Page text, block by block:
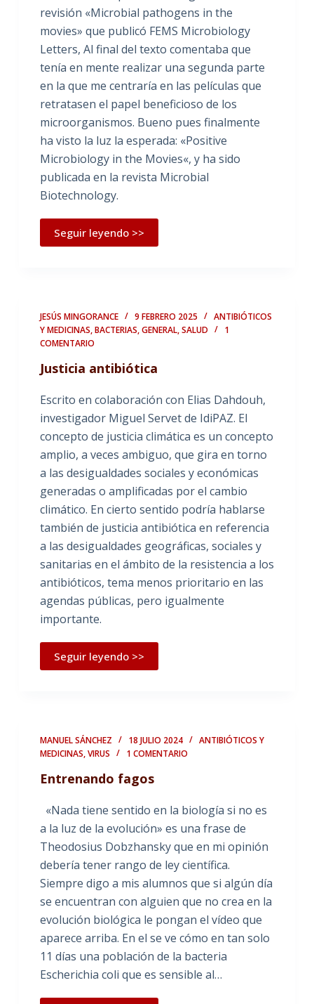
revisión «Microbial pathogens in the
movies» que publicó FEMS Microbiology
Letters, Al final del texto comentaba que
tenía en mente realizar una segunda parte
en la que me centraría en las películas que
retratasen el papel beneficioso de los
microorganismos. Bueno pues finalmente
ha visto la luz la esperada: «Positive
Microbiology in the Movies«, y ha sido
publicada en la revista Microbial
Biotechnology.
Seguir leyendo >>
JESÚS MINGORANCE 9 FEBRERO 2025
ANTIBIÓTICOS
Y MEDICINAS,BACTERIAS,GENERAL,SALUD
1
COMENTARIO
Justicia antibiótica
Escrito en colaboración con Elias Dahdouh,
investigador Miguel Servet de IdiPAZ. El
concepto de justicia climática es un concepto
amplio, a veces ambiguo, que gira en torno
a las desigualdades sociales y económicas
generadas o amplificadas por el cambio
climático. En cierto sentido podría hablarse
también de justicia antibiótica en referencia
a las desigualdades geográficas, sociales y
sanitarias en el ámbito de la resistencia a los
antibióticos, tema menos prioritario en las
agendas públicas, pero igualmente
importante.
Seguir leyendo >>
MANUEL SÁNCHEZ 18 JULIO 2024
ANTIBIÓTICOS Y
MEDICINAS,VIRUS 1 COMENTARIO
Entrenando fagos
«Nada tiene sentido en la biología si no es
a la luz de la evolución» es una frase de
Theodosius Dobzhansky que en mi opinión
debería tener rango de ley científica.
Siempre digo a mis alumnos que si algún día
se encuentran con alguien que no crea en la
evolución biológica le pongan el vídeo que
aparece arriba. En el se ve cómo en tan solo
11 días una población de la bacteria
Escherichia coli que es sensible al…